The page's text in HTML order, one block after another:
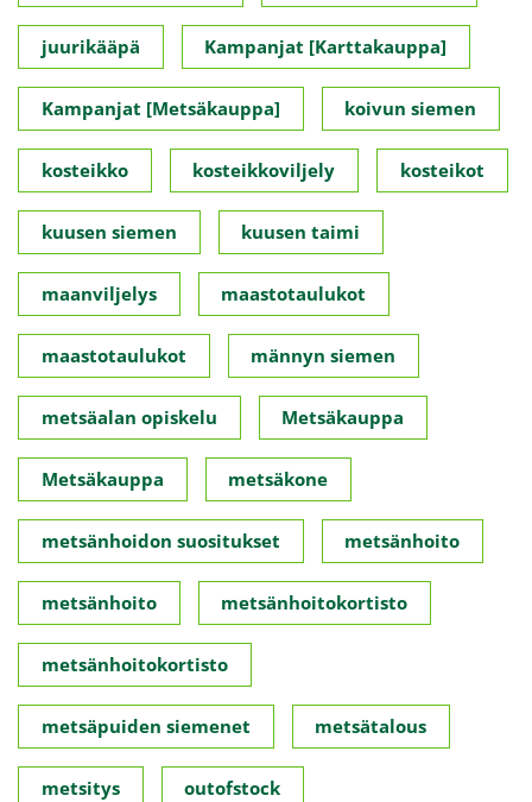
juurikääpä Kampanjat [Karttakauppa]
Kampanjat [Metsäkauppa] koivun siemen
kosteikko kosteikkoviljely kosteikot
kuusen siemen kuusen taimi
maanviljelys maastotaulukot
maastotaulukot männyn siemen
metsäalan opiskelu Metsäkauppa
Metsäkauppa metsäkone
metsänhoidon suositukset metsänhoito
metsänhoito metsänhoitokortisto
metsänhoitokortisto
metsäpuiden siemenet metsätalous
metsitys outofstock